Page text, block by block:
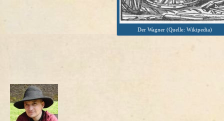
Der Wagner (Quelle: Wikipedia)